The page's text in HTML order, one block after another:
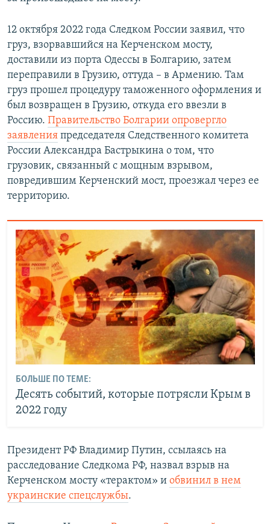
12 октября 2022 года Следком России заявил, что
груз, взорвавшийся на Керченском мосту,
доставили из порта Одессы в Болгарию, затем
переправили в Грузию, оттуда – в Армению. Там
груз прошел процедуру таможенного оформления и
был возвращен в Грузию, откуда его ввезли в
Россию. Правительство Болгарии опровергло
заявления председателя Следственного комитета
России Александра Бастрыкина о том, что
грузовик, связанный с мощным взрывом,
повредившим Керченский мост, проезжал через ее
территорию.
БОЛЬШЕ ПО ТЕМЕ:
Десять событий, которые потрясли Крым в
2022 году
Президент РФ Владимир Путин, ссылаясь на
расследование Следкома РФ, назвал взрыв на
Керченском мосту «терактом» и обвинил в нем
украинские спецслужбы.